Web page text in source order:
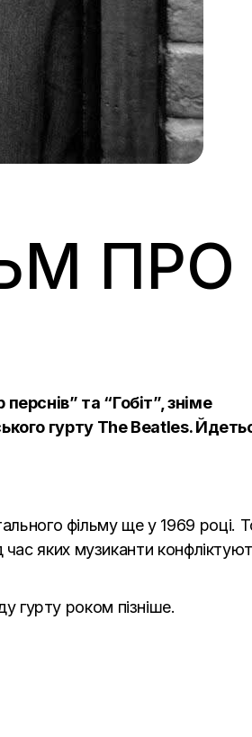
ПРО
та “Гобіт”, зніме
гурту The Beatles.
фільму ще у 1969 році.
час яких музиканти
гурту роком пізніше.